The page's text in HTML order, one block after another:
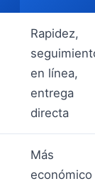
Rapidez,
en línea,
entrega
directa
Más
económico